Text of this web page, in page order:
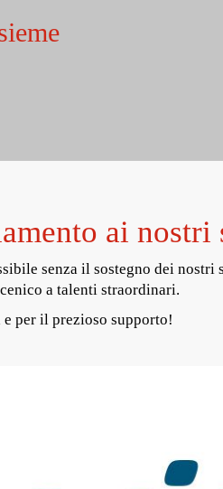
ai nostri
senza il sostegno dei
a talenti straordinari.
per il prezioso supporto!